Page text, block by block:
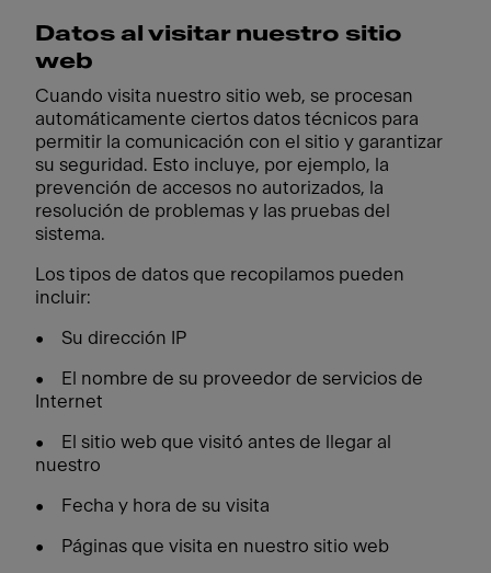
Datos al visitar nuestro sitio
web
Cuando visita nuestro sitio web, se procesan
automáticamente ciertos datos técnicos para
permitir la comunicación con el sitio y garantizar
su seguridad. Esto incluye, por ejemplo, la
prevención de accesos no autorizados, la
resolución de problemas y las pruebas del
sistema.
Los tipos de datos que recopilamos pueden
incluir:
• Su dirección IP
• El nombre de su proveedor de servicios de
Internet
• El sitio web que visitó antes de llegar al
nuestro
• Fecha y hora de su visita
• Páginas que visita en nuestro sitio web